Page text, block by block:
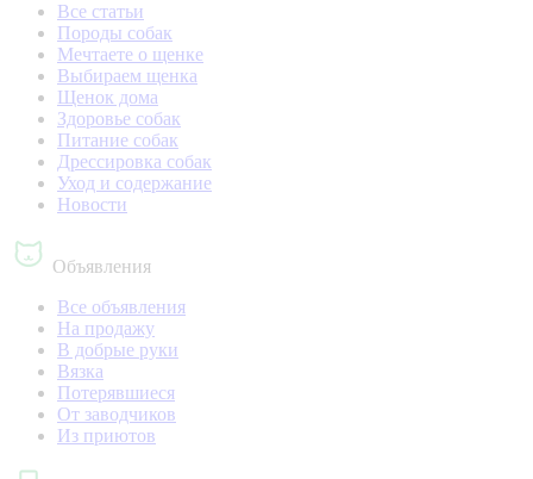
Все статьи
Породы собак
Мечтаете о щенке
Выбираем щенка
Щенок дома
Здоровье собак
Питание собак
Дрессировка собак
Уход и содержание
Новости
Объявления
Все объявления
На продажу
В добрые руки
Вязка
Потерявшиеся
От заводчиков
Из приютов